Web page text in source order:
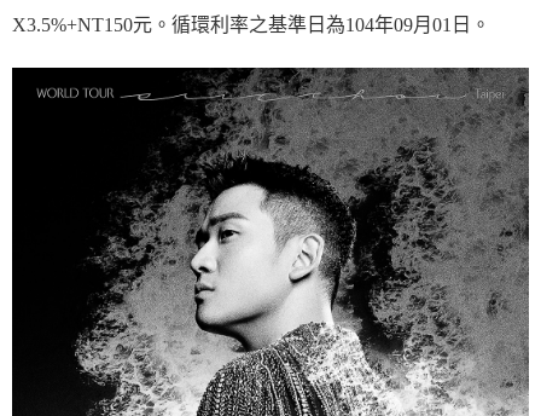
X3.5%+NT150元。循環利率之基準日為104年09月01日。